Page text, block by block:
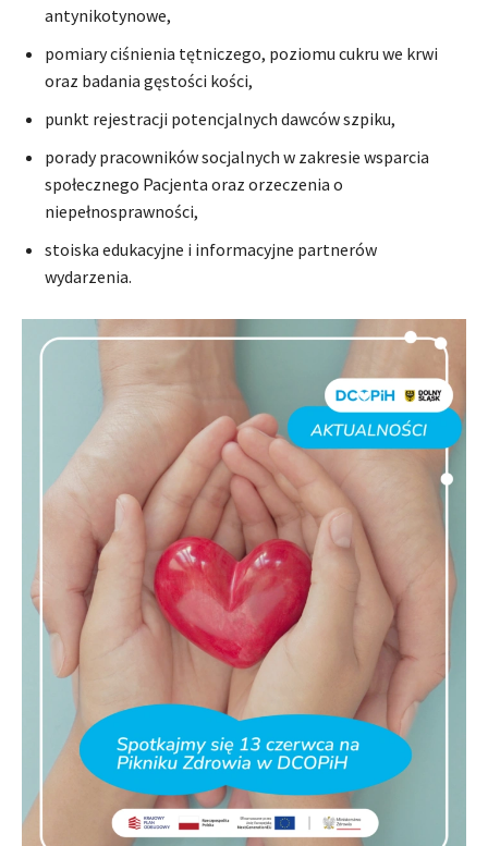
antynikotynowe,
pomiary ciśnienia tętniczego, poziomu cukru we krwi
oraz badania gęstości kości,
punkt rejestracji potencjalnych dawców szpiku,
porady pracowników socjalnych w zakresie wsparcia
społecznego Pacjenta oraz orzeczenia o
niepełnosprawności,
stoiska edukacyjne i informacyjne partnerów
wydarzenia.